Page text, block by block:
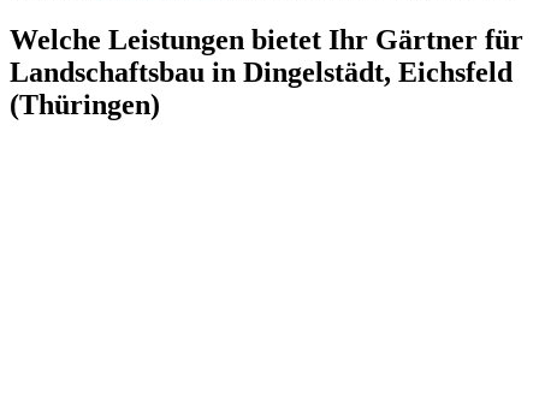
Welche Leistungen bietet Ihr Gärtner für
Landschaftsbau in Dingelstädt, Eichsfeld
(Thüringen)